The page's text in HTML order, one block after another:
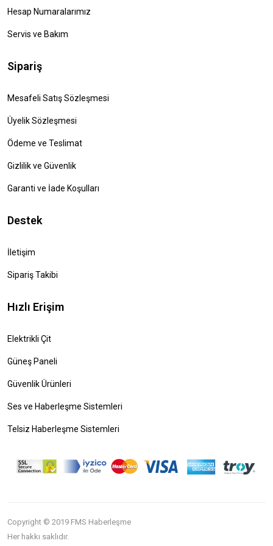
Hesap Numaralarımız
Servis ve Bakım
Sipariş
Mesafeli Satış Sözleşmesi
Üyelik Sözleşmesi
Ödeme ve Teslimat
Gizlilik ve Güvenlik
Garanti ve İade Koşulları
Destek
İletişim
Sipariş Takibi
Hızlı Erişim
Elektrikli Çit
Güneş Paneli
Güvenlik Ürünleri
Ses ve Haberleşme Sistemleri
Telsiz Haberleşme Sistemleri
Copyright © 2019 FMS Haberleşme
Her hakkı saklıdır.